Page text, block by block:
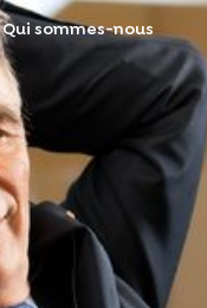
Qui sommes-nous